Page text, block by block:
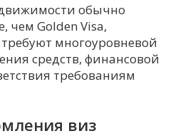
обычно
чем Golden Visa,
многоуровневой
средств, финансовой
требованиям
виз